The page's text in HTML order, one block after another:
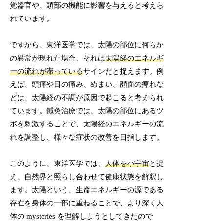
覚器官や、頭部の機能に影響を与えると考えら
れています。
ですから、東洋医学では、太陽の部位に何らか
の異常が現れた場合、それは太陽経のエネルギ
ーの流れが滞っているサインだと捉えます。例
えば、頭痛や目の痛み、めまい、顔面の痺れな
どは、太陽経の不調が原因で起こると考えられ
ています。鍼灸治療では、太陽の部位にあるツ
ボを刺激することで、太陽経のエネルギーの流
れを調整し、様々な症状の改善を目指します。
このように、東洋医学では、人体を小宇宙と捉
え、自然界と照らし合わせて健康状態を解釈し
ます。太陽という、生命エネルギーの源である
存在を身体の一部に重ねることで、より深く人
体の mysteries を理解しようとしてきたので